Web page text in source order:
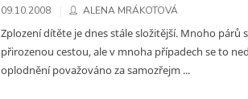
09.10.2008 ALENA MRÁKOTOVÁ
Zplození dítěte je dnes stále složitější. Mnoho párů
přirozenou cestou, ale v mnoha případech se to
oplodnění považováno za samozřejm ...